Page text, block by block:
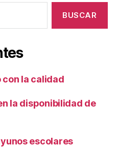
con la calidad
la disponibilidad de
escolares